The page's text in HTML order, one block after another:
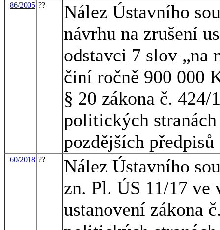
86/2005 ??
Nález Ústavního
návrhu na zrušení
odstavci 7 slov „na
činí ročně 900 000
§ 20 zákona č.
politických
pozdějších předpisů
60/2018 ??
Nález Ústavního
zn. Pl. ÚS 11/17 ve
ustanovení zákona